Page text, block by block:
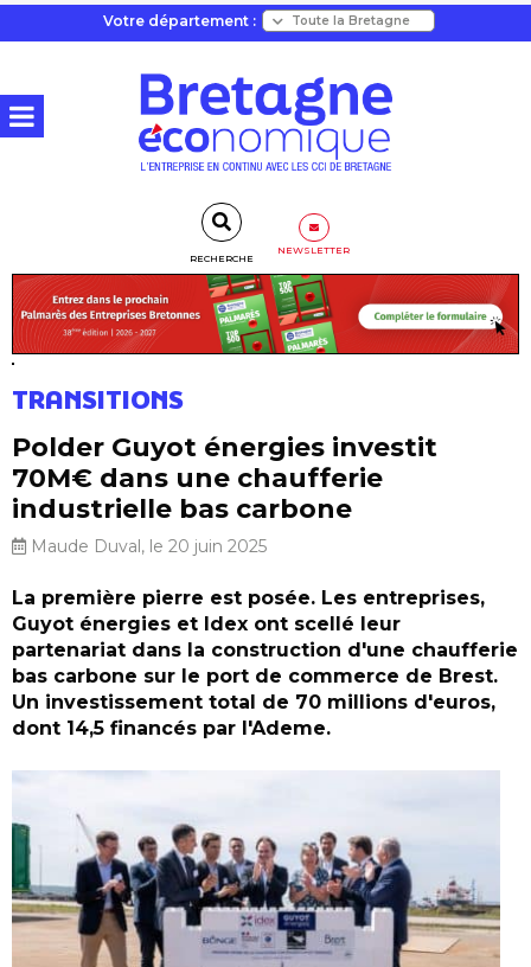
Votre département :
RECHERCHE
NEWSLETTER
TRANSITIONS
Polder Guyot énergies investit
70M€ dans une chaufferie
industrielle bas carbone
Maude Duval, le 20 juin 2025
La première pierre est posée. Les entreprises,
Guyot énergies et Idex ont scellé leur
partenariat dans la construction d'une chaufferie
bas carbone sur le port de commerce de Brest.
Un investissement total de 70 millions d'euros,
dont 14,5 financés par l'Ademe.